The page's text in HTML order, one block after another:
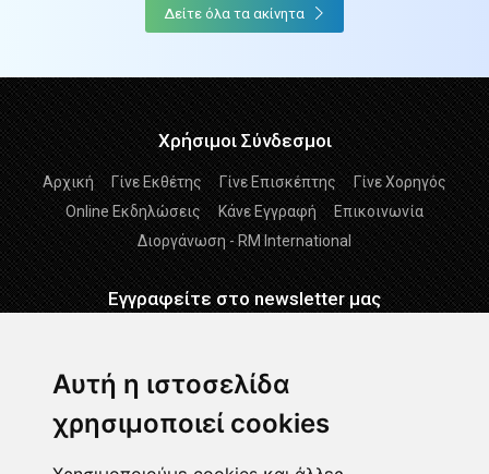
Αυτή η ιστοσελίδα
χρησιμοποιεί cookies
Δείτε όλα τα ακίνητα
Χρήσιμοι Σύνδεσμοι
Αρχική Γίνε Εκθέτης Γίνε Επισκέπτης
Γίνε Χορηγός
Online Εκδηλώσεις
Κάνε Εγγραφή
Επικοινωνία
Διοργάνωση - RM International
Εγγραφείτε στο newsletter μας
Διάβασα και αποδέχομαι τους Όρους Χρήσης